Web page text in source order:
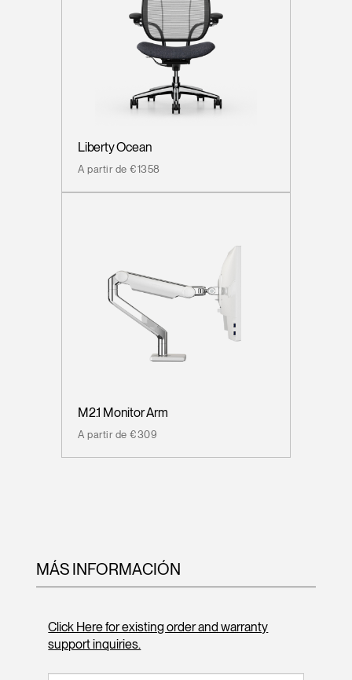
Liberty Ocean
A partir de €1358
M2.1 Monitor Arm
A partir de €309
MÁS INFORMACIÓN
Click Here for existing order and warranty
support inquiries.